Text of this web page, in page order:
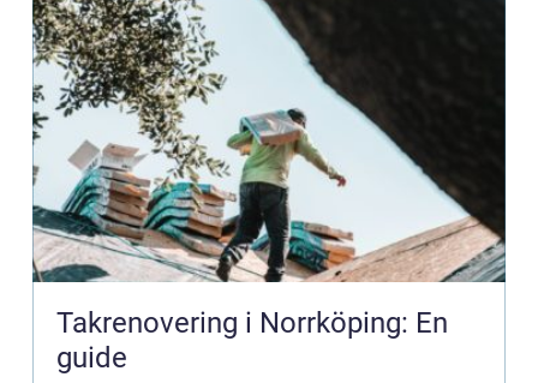
Takrenovering i Norrköping: En
guide